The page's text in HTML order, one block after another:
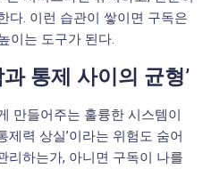
다. 이런 습관이 쌓이면 구독은
이는 도구가 된다.
통제 사이의 균형’
만들어주는 훌륭한 시스템이
제력 상실’이라는 위험도 숨어
리하는가, 아니면 구독이 나를